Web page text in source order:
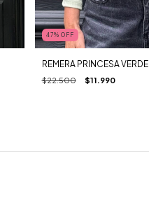
47% OFF
REMERA PRINCESA VERDE
$22.500 $11.990